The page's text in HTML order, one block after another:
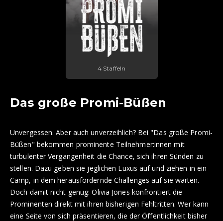
4 Staffeln
Das große Promi-Büßen
Unvergessen. Aber auch unverzeihlich? Bei "Das große Promi-
Büßen" bekommen prominente Teilnehmer:innen mit
turbulenter Vergangenheit die Chance, sich ihren Sünden zu
stellen. Dazu geben sie jeglichen Luxus auf und ziehen in ein
Camp, in dem herausfordernde Challenges auf sie warten.
Doch damit nicht genug: Olivia Jones konfrontiert die
Prominenten direkt mit ihren bisherigen Fehltritten. Wer kann
eine Seite von sich präsentieren, die der Öffentlichkeit bisher